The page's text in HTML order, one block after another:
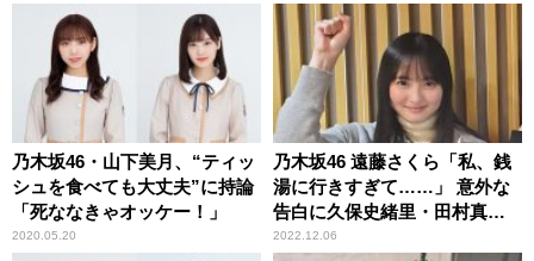
乃木坂46・山下美月、“ティッ
シュを食べても大丈夫”に持論
「死ななきゃオッケー！」
2020.05.20
乃木坂46 遠藤さくら「私、銭
湯に行きすぎて……」 意外な
告白に久保史緒里・田村真佑
もびっくり
2022.12.06